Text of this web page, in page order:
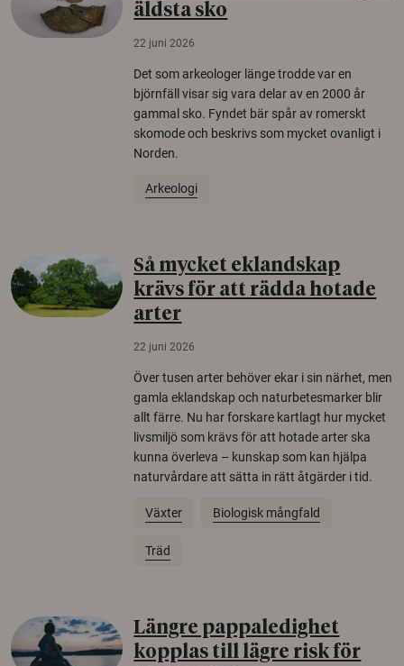
äldsta sko
22 juni 2026
Det som arkeologer länge trodde var en
björnfäll visar sig vara delar av en 2000 år
gammal sko. Fyndet bär spår av romerskt
skomode och beskrivs som mycket ovanligt i
Norden.
Arkeologi
Så mycket eklandskap
krävs för att rädda hotade
arter
22 juni 2026
Över tusen arter behöver ekar i sin närhet, men
gamla eklandskap och naturbetesmarker blir
allt färre. Nu har forskare kartlagt hur mycket
livsmiljö som krävs för att hotade arter ska
kunna överleva – kunskap som kan hjälpa
naturvårdare att sätta in rätt åtgärder i tid.
Växter Biologisk mångfald
Träd
Längre pappaledighet
kopplas till lägre risk för